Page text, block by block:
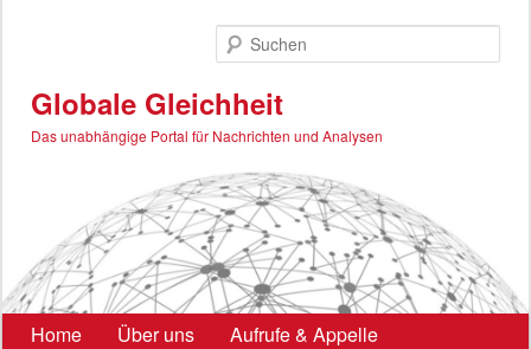
Globale Gleichheit
Das unabhängige Portal für Nachrichten und Analysen
Hauptmenü
Home Über uns
Aufrufe & Appelle